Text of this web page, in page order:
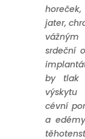
jater,
srdeční
by tlak
výskytu
cévní
a